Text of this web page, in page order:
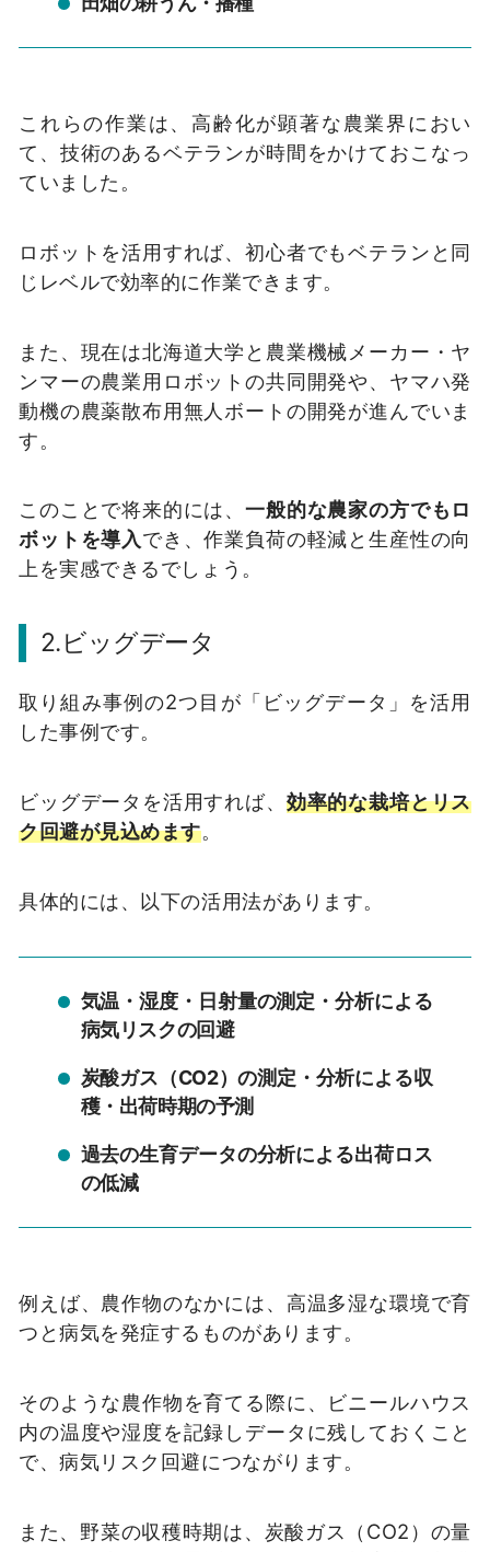
これらの作業は、高齢化が顕著な農業界におい
て、技術のあるベテランが時間をかけておこなっ
ていました。
ロボットを活用すれば、初心者でもベテランと同
じレベルで効率的に作業できます。
また、現在は北海道大学と農業機械メーカー・ヤ
ンマーの農業用ロボットの共同開発や、ヤマハ発
動機の農薬散布用無人ボートの開発が進んでいま
す。
このことで将来的には、一般的な農家の方でもロ
ボットを導入でき、作業負荷の軽減と生産性の向
上を実感できるでしょう。
2.ビッグデータ
取り組み事例の2つ目が「ビッグデータ」を活用
した事例です。
ビッグデータを活用すれば、 効率的な栽培とリス
ク回避が見込めます。
具体的には、以下の活用法があります。
気温・湿度・日射量の測定・分析による
病気リスクの回避
炭酸ガス（CO2）の測定・分析による収
穫・出荷時期の予測
過去の生育データの分析による出荷ロス
の低減
例えば、農作物のなかには、高温多湿な環境で育
つと病気を発症するものがあります。
そのような農作物を育てる際に、ビニールハウス
内の温度や湿度を記録しデータに残しておくこと
で、病気リスク回避につながります。
また、野菜の収穫時期は、炭酸ガス（CO2）の量